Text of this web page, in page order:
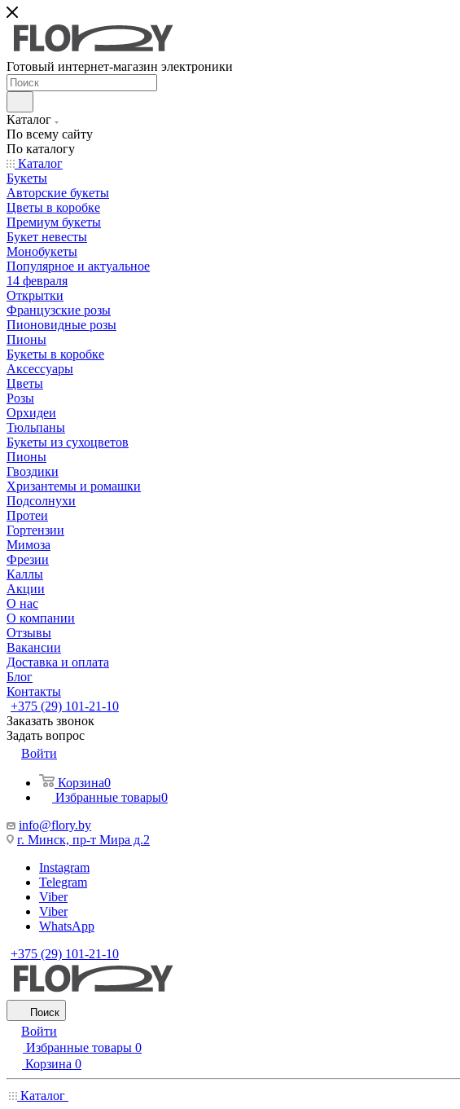
Готовый интернет-магазин электроники
Каталог
По всему сайту
По каталогу
Каталог
Букеты
Авторские букеты
Цветы в коробке
Премиум букеты
Букет невесты
Монобукеты
Популярное и актуальное
14 февраля
Открытки
Французские розы
Пионовидные розы
Пионы
Букеты в коробке
Аксессуары
Цветы
Розы
Орхидеи
Тюльпаны
Букеты из сухоцветов
Пионы
Гвоздики
Хризантемы и ромашки
Подсолнухи
Протеи
Гортензии
Мимоза
Фрезии
Каллы
Акции
О нас
О компании
Отзывы
Вакансии
Доставка и оплата
Блог
Контакты
+375 (29) 101-21-10
Заказать звонок
Задать вопрос
Войти
Корзина0
Избранные товары0
info@flory.by
г. Минск, пр-т Мира д.2
Instagram
Telegram
Viber
Viber
WhatsApp
+375 (29) 101-21-10
Поиск
Войти
Избранные товары 0
Корзина 0
Каталог